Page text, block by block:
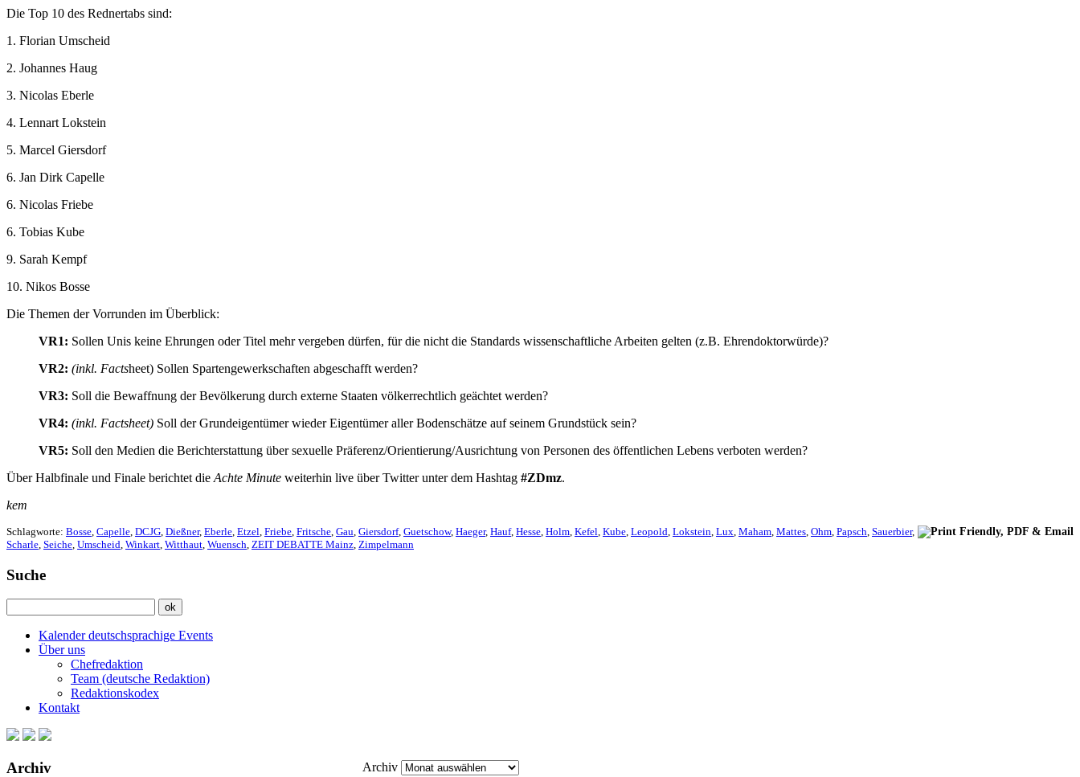
Die Top 10 des Rednertabs sind:
1. Florian Umscheid
2. Johannes Haug
3. Nicolas Eberle
4. Lennart Lokstein
5. Marcel Giersdorf
6. Jan Dirk Capelle
6. Nicolas Friebe
6. Tobias Kube
9. Sarah Kempf
10. Nikos Bosse
Die Themen der Vorrunden im Überblick:
VR1: Sollen Unis keine Ehrungen oder Titel mehr vergeben dürfen, für die nicht die Standards wissenschaftliche Arbeiten gelten (z.B. Ehrendoktorwürde)?
VR2: (inkl. Factsheet) Sollen Spartengewerkschaften abgeschafft werden?
VR3: Soll die Bewaffnung der Bevölkerung durch externe Staaten völkerrechtlich geächtet werden?
VR4: (inkl. Factsheet) Soll der Grundeigentümer wieder Eigentümer aller Bodenschätze auf seinem Grundstück sein?
VR5: Soll den Medien die Berichterstattung über sexuelle Präferenz/Orientierung/Ausrichtung von Personen des öffentlichen Lebens verboten werden?
Über Halbfinale und Finale berichtet die Achte Minute weiterhin live über Twitter unter dem Hashtag #ZDmz.
kem
Schlagworte: Bosse Capelle DCJG Dießner, Eberle Etzel Friebe Fritsche Gau Giersdorf, Guetschow, Haeger, Hauf, Hesse Holm Kefel Kube Leopold Lokstein Lux Maham Mattes Ohm Papsch Sauerbier,
Scharle Seiche Umscheid Winkart Witthaut Wuensch ZEIT DEBATTE Mainz Zimpelmann
Suche
Kalender deutschsprachige Events
Über uns
Chefredaktion
Team (deutsche Redaktion)
Redaktionskodex
Kontakt
Archiv Archiv